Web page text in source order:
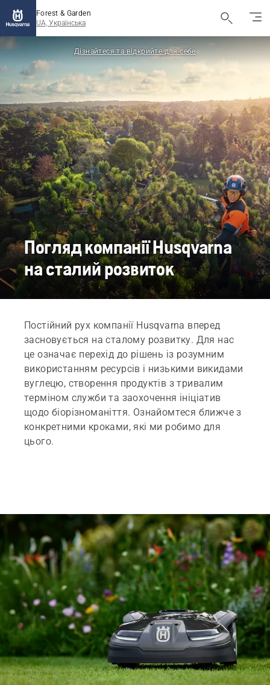
Forest & Garden
UA, Українська
Дізнайтеся та відкрийте для себе
Погляд компанії Husqvarna
на сталий розвиток
Постійний рух компанії Husqvarna вперед
засновується на сталому розвитку. Для нас
це означає перехід до рішень із розумним
використанням ресурсів і низькими викидами
вуглецю, створення продуктів з тривалим
терміном служби та заохочення ініціатив
щодо біорізноманіття. Ознайомтеся ближче з
конкретними кроками, які ми робимо для
цього.